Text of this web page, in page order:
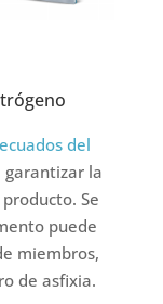
del
la
Se
puede
miembros,
de asfixia.